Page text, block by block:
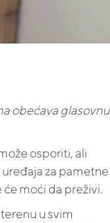
obećava glasovnu
osporiti, ali
za pametne
moći da preživi.
u svim